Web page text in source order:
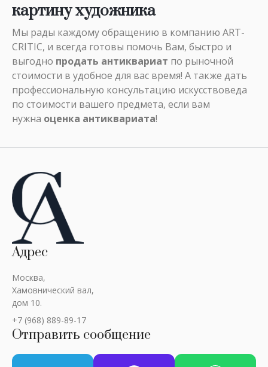
картину художника
Мы рады каждому обращению в компанию ART-
CRITIC, и всегда готовы помочь Вам, быстро и
выгодно продать антиквариат по рыночной
стоимости в удобное для вас время! А также дать
профессиональную консультацию искусствоведа
по стоимости вашего предмета, если вам
нужна оценка антиквариата!
Адрес
Москва,
Хамовнический вал,
дом 10.
+7 (968) 889-89-17
Отправить сообщение